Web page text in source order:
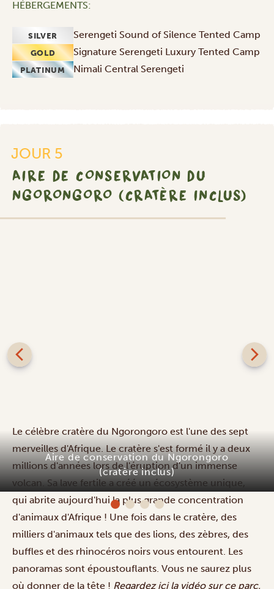
HÉBERGEMENTS:
SILVER Serengeti Sound of Silence Tented Camp
GOLD Signature Serengeti Luxury Tented Camp
PLATINUM Nimali Central Serengeti
JOUR 5
AIRE DE CONSERVATION DU
NGORONGORO (CRATÈRE INCLUS)
Manyara Best View Lodge and Spa
Le célèbre cratère du Ngorongoro est l'une des sept
merveilles d'Afrique. Le cratère s'est formé il y a deux
millions d'années lors de l'éruption d'un immense
volcan. Sa lave fertile a créé un écosystème unique,
qui abrite aujourd'hui la plus grande concentration
d'animaux d'Afrique ! Une fois dans le cratère, des
milliers d'animaux tels que des lions, des zèbres, des
buffles et des rhinocéros noirs vous entourent. Les
panoramas sont époustouflants. Vous ne saurez plus
où donner de la tête ! Regardezicila vidéo sur ce parc.